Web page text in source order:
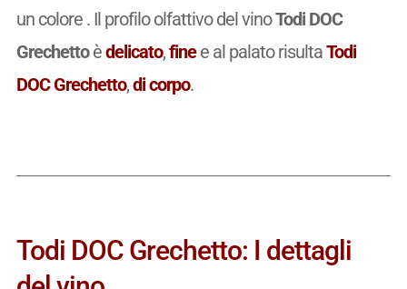
un colore . Il profilo olfattivo del vinoTodi DOC
Grechettoèdelicato,finee al palato risultaTodi
DOC Grechetto,di corpo.
Todi DOC Grechetto: I dettagli